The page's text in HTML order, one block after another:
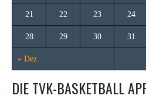
« Dez.
21 22 23 24
28 29 30 31
DIE TVK-BASKETBALL